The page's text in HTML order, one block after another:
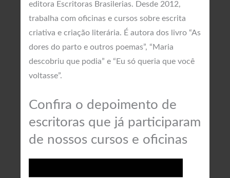
editora Escritoras Brasilerias. Desde 2012,
trabalha com oficinas e cursos sobre escrita
criativa e criação literária. É autora dos livro “As
dores do parto e outros poemas”, “Maria
descobriu que podia” e “Eu só queria que você
voltasse”.
Confira o depoimento de
escritoras que já participaram
de nossos cursos e oficinas